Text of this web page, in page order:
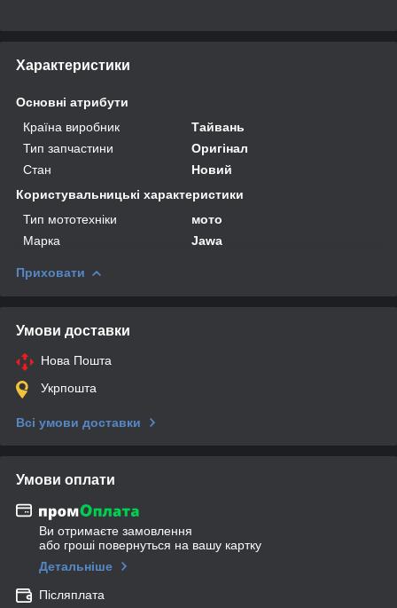
Характеристики
Основні атрибути
Країна виробник
Тайвань
Тип запчастини
Оригінал
Стан
Новий
Користувальницькі характеристики
Тип мототехніки
мото
Марка
Jawa
Приховати
Умови доставки
Нова Пошта
Укрпошта
Всі умови доставки
Умови оплати
Ви отримаєте замовлення
або гроші повернуться на вашу картку
Детальніше
Післяплата